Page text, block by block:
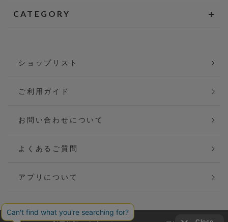
CATEGORY
ショップリスト
ご利用ガイド
お問い合わせについて
よくあるご質問
アプリについて